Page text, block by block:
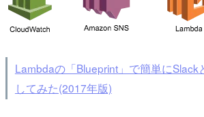
Lambdaの「Blueprint」で簡単にSlack
してみた(2017年版)